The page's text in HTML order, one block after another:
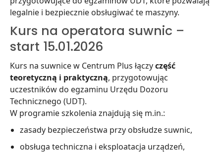
legalnie i bezpiecznie obsługiwać te maszyny.
Kurs na operatora suwnic –
start 15.01.2026
Kurs na suwnice w Centrum Plus łączyczęść
teoretyczną i praktyczną, przygotowując
uczestników do egzaminu Urzędu Dozoru
Technicznego (UDT).
W programie szkolenia znajdują się m.in.:
zasady bezpieczeństwa przy obsłudze suwnic,
obsługa techniczna i eksploatacja urządzeń,